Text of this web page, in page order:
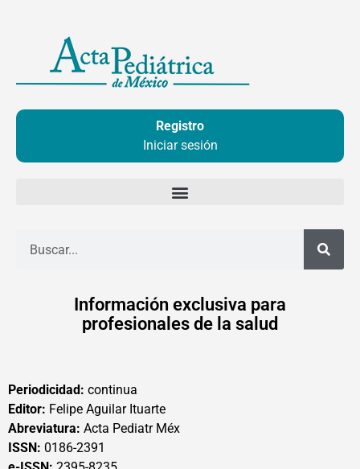
contenido
Registro
Iniciar sesión
Información exclusiva para
profesionales de la salud
Periodicidad: continua
Editor: Felipe Aguilar Ituarte
Abreviatura: Acta Pediatr Méx
ISSN: 0186-2391